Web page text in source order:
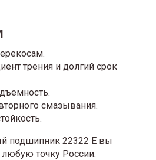
трения и долгий срок
смазывания.
подшипник 22322 E вы
точку России.